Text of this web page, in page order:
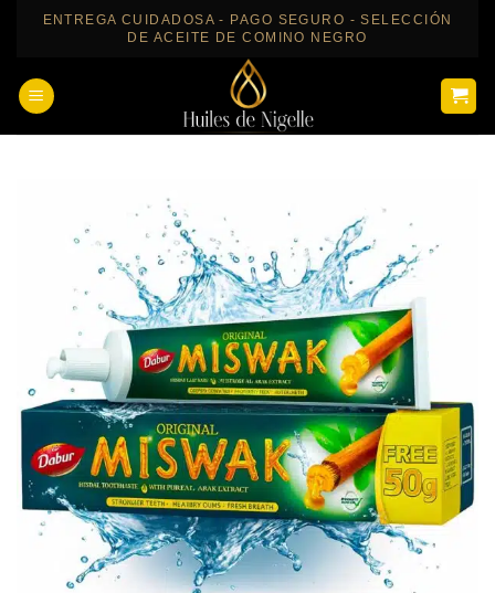
SaltarENTREGA CUIDADOSA - PAGO SEGURO - SELECCIÓN
DE ACEITE DE COMINO NEGRO